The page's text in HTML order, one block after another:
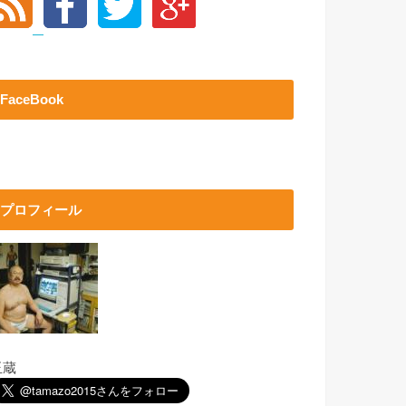
FaceBook
プロフィール
蔵